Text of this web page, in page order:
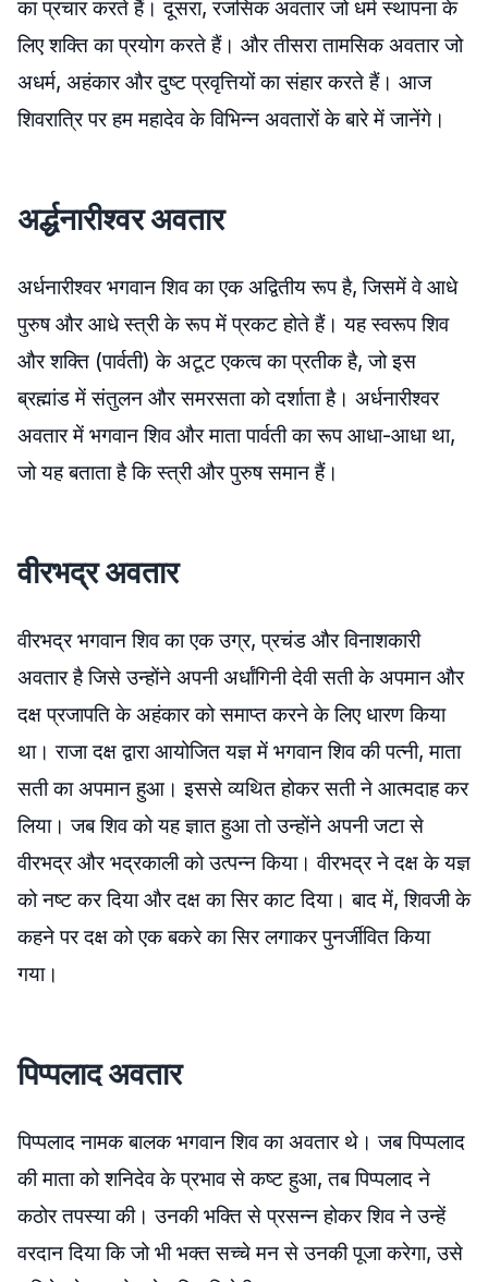
का प्रचार करते हैं। दूसरा, रजसिक अवतार जो धर्म स्थापना के
लिए शक्ति का प्रयोग करते हैं। और तीसरा तामसिक अवतार जो
अधर्म, अहंकार और दुष्ट प्रवृत्तियों का संहार करते हैं। आज
शिवरात्रि पर हम महादेव के विभिन्न अवतारों के बारे में जानेंगे।
अर्द्धनारीश्वर अवतार
अर्धनारीश्वर भगवान शिव का एक अद्वितीय रूप है, जिसमें वे आधे
पुरुष और आधे स्त्री के रूप में प्रकट होते हैं। यह स्वरूप शिव
और शक्ति (पार्वती) के अटूट एकत्व का प्रतीक है, जो इस
ब्रह्मांड में संतुलन और समरसता को दर्शाता है। अर्धनारीश्वर
अवतार में भगवान शिव और माता पार्वती का रूप आधा-आधा था,
जो यह बताता है कि स्त्री और पुरुष समान हैं।
वीरभद्र अवतार
वीरभद्र भगवान शिव का एक उग्र, प्रचंड और विनाशकारी
अवतार है जिसे उन्होंने अपनी अर्धांगिनी देवी सती के अपमान और
दक्ष प्रजापति के अहंकार को समाप्त करने के लिए धारण किया
था। राजा दक्ष द्वारा आयोजित यज्ञ में भगवान शिव की पत्नी, माता
सती का अपमान हुआ। इससे व्यथित होकर सती ने आत्मदाह कर
लिया। जब शिव को यह ज्ञात हुआ तो उन्होंने अपनी जटा से
वीरभद्र और भद्रकाली को उत्पन्न किया। वीरभद्र ने दक्ष के यज्ञ
को नष्ट कर दिया और दक्ष का सिर काट दिया। बाद में, शिवजी के
कहने पर दक्ष को एक बकरे का सिर लगाकर पुनर्जीवित किया
गया।
पिप्पलाद अवतार
पिप्पलाद नामक बालक भगवान शिव का अवतार थे। जब पिप्पलाद
की माता को शनिदेव के प्रभाव से कष्ट हुआ, तब पिप्पलाद ने
कठोर तपस्या की। उनकी भक्ति से प्रसन्न होकर शिव ने उन्हें
वरदान दिया कि जो भी भक्त सच्चे मन से उनकी पूजा करेगा, उसे